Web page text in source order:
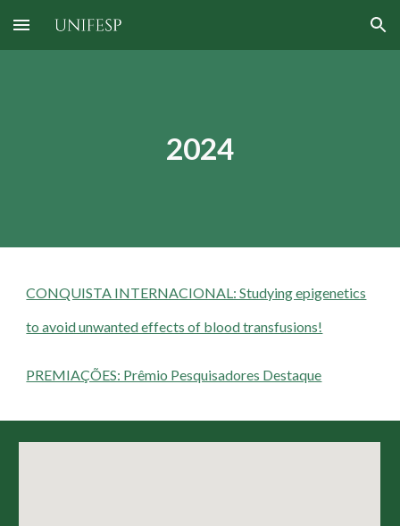
Skip to main content Skip to navigation
2024
CONQUISTA INTERNACIONAL: Studying epigenetics
to avoid unwanted effects of blood transfusions!
PREMIAÇÕES: Prêmio Pesquisadores Destaque